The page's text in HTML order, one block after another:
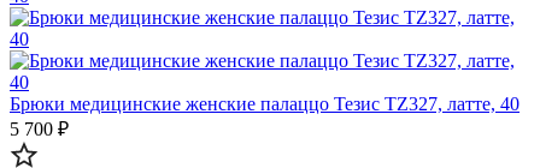
Брюки медицинские женские палаццо Тезис TZ327, латте, 40
5 700 ₽